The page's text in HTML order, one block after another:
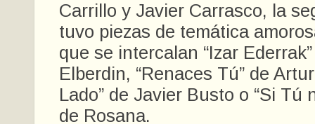
Carrillo y Javier Carrasco, la
tuvo piezas de temática
que se intercalan “Izar
Elberdin, “Renaces Tú” de
Lado” de Javier Busto o “Si Tú
de Rosana.